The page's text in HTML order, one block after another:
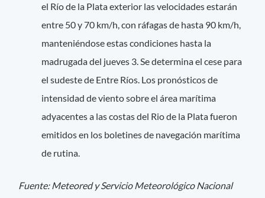
el Río de la Plata exterior las velocidades estarán
entre 50 y 70 km/h, con ráfagas de hasta 90 km/h,
manteniéndose estas condiciones hasta la
madrugada del jueves 3. Se determina el cese para
el sudeste de Entre Ríos. Los pronósticos de
intensidad de viento sobre el área marítima
adyacentes a las costas del Rio de la Plata fueron
emitidos en los boletines de navegación marítima
de rutina.
Fuente: Meteored y Servicio Meteorológico Nacional